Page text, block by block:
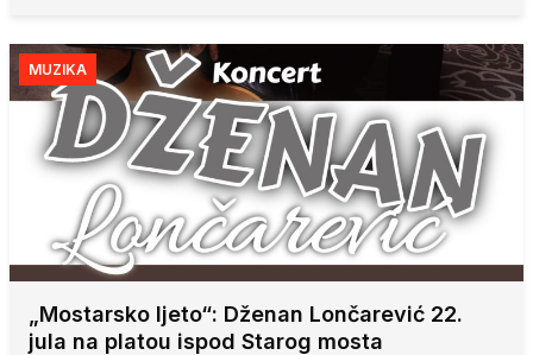
MUZIKA
„Mostarsko ljeto“: Dženan Lončarević 22.
jula na platou ispod Starog mosta